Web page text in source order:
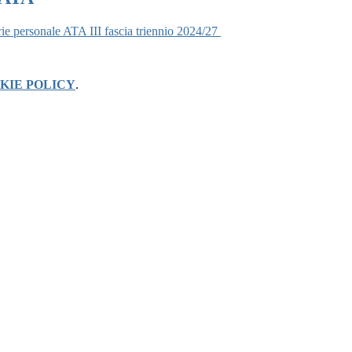
personale ATA III fascia triennio 2024/27
POLICY.